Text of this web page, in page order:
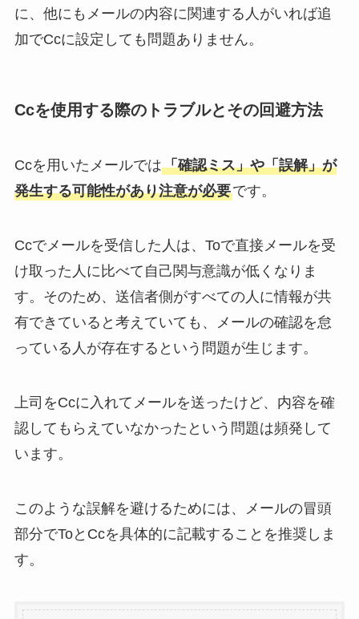
に、他にもメールの内容に関連する人がいれば追
加でCcに設定しても問題ありません。
Ccを使用する際のトラブルとその回避方法
Ccを用いたメールでは「確認ミス」や「誤解」が
発生する可能性があり注意が必要です。
Ccでメールを受信した人は、Toで直接メールを受
け取った人に比べて自己関与意識が低くなりま
す。そのため、送信者側がすべての人に情報が共
有できていると考えていても、メールの確認を怠
っている人が存在するという問題が生じます。
上司をCcに入れてメールを送ったけど、内容を確
認してもらえていなかったという問題は頻発して
います。
このような誤解を避けるためには、メールの冒頭
部分でToとCcを具体的に記載することを推奨しま
す。